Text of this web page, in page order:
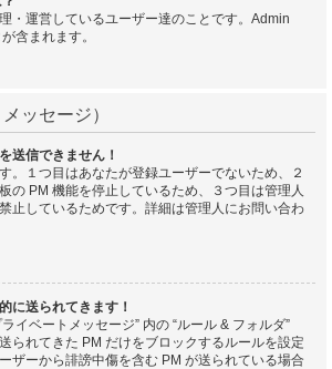
・運営しているユーザー達のことです。Admin
含まれます。
ッセージ）
送信できません！
。１つ目はあなたが登録ユーザーでないため、２
の PM 機能を停止しているため、３つ目は管理人
止しているためです。詳細は管理人にお問い合わ
に送られてきます！
イベートメッセージ” 内の “ルール & フォルダ”
られてきた PM だけをブロックするルールを設定
ザーから誹謗中傷を含む PM が送られている場合